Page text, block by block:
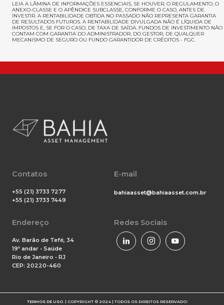
| ENG
LEIA A LÂMINA DE INFORMAÇÕES ESSENCIAIS, SE HOUVER, O REGULAMENTO, O
ANEXO-CLASSE E O APÊNDICE SUBCLASSE, CONFORME O CASO, ANTES DE
INVESTIR. A RENTABILIDADE OBTIDA NO PASSADO NÃO REPRESENTA GARANTIA
DE RESULTADOS FUTUROS. A RENTABILIDADE DIVULGADA NÃO É LÍQUIDA DE
IMPOSTOS E, SE FOR O CASO, DE TAXA DE SAÍDA. FUNDOS DE INVESTIMENTO NÃO
CONTAM COM GARANTIA DO ADMINISTRADOR, DO GESTOR, DE QUALQUER
MECANISMO DE SEGURO OU FUNDO GARANTIDOR DE CRÉDITOS - FGC.
Contatos
+55 (21) 3733 7277
+55 (21) 3733 7449
E-mail
bahiaasset@bahiaasset.com.br
Endereço
Av. Barão de Tefé, 34
19º andar • Saúde
Rio de Janeiro • RJ
CEP: 20220-460
Redes Sociais
TERMOS DE USO | COPYRIGHT © 2024 | TODOS OS DIREITOS RESERVADOS